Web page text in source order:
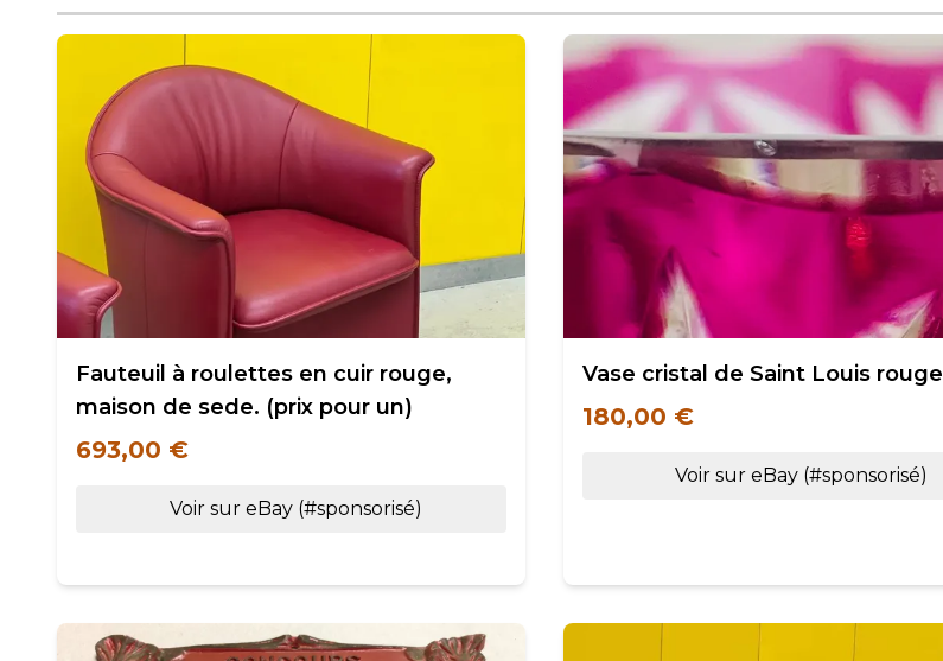
Fauteuil à roulettes en cuir rouge,
maison de sede. (prix pour un)
693,00 €
Voir sur eBay (#sponsorisé)
Vase cristal de Saint Louis rouge
180,00 €
Voir sur eBay (#sponsorisé)